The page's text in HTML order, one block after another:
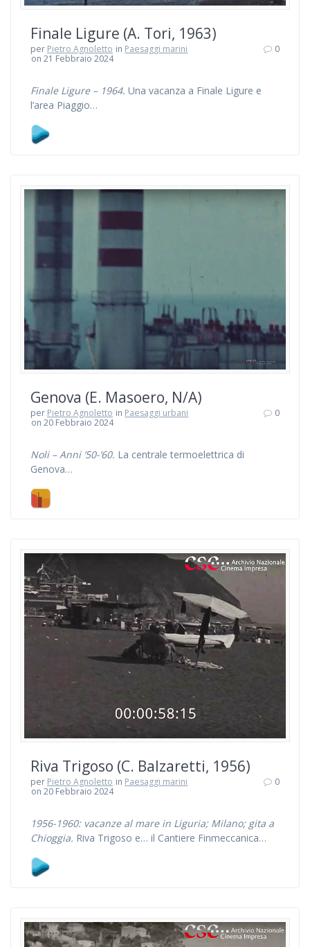
Finale Ligure (A. Tori, 1963)
per Pietro Agnoletto in Paesaggi marini
on 21 Febbraio 2024
0
Finale Ligure – 1964. Una vacanza a Finale Ligure e
l’area Piaggio…
Genova (E. Masoero, N/A)
per Pietro Agnoletto in Paesaggi urbani
on 20 Febbraio 2024
0
Noli – Anni ’50-’60. La centrale termoelettrica di
Genova…
Riva Trigoso (C. Balzaretti, 1956)
per Pietro Agnoletto in Paesaggi marini
on 20 Febbraio 2024
0
1956-1960: vacanze al mare in Liguria; Milano; gita a
Chioggia. Riva Trigoso e… il Cantiere Finmeccanica…